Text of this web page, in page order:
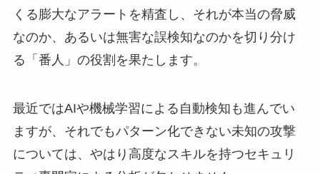
くる膨大なアラートを精査し、それが本当の脅威
なのか、あるいは無害な誤検知なのかを切り分け
る「番人」の役割を果たします。
最近ではAIや機械学習による自動検知も進んでい
ますが、それでもパターン化できない未知の攻撃
については、やはり高度なスキルを持つセキュリ